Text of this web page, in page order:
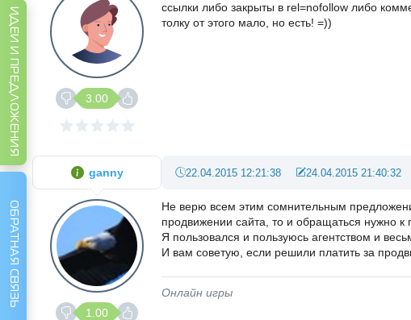
ссылки либо закрыты в rel=nofollow либо
толку от этого мало, но есть! =))
3.00
22.04.2015 12:21:38 24.04.2015 21:40:32
Не верю всем этим сомнительным
продвижении сайта, то и обращаться нужно
Я пользовался и пользуюсь агентством и
И вам советую, если решили платить за
Онлайн игры
ganny
1.00
ИДЕИ И ПРЕДЛОЖЕНИЯ
ОБРАТНАЯ СВЯЗЬ